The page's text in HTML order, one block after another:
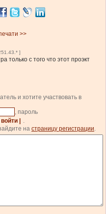
>>
]
только с того что этот проэкт
и хотите участвовать в
, пароль
| войти |
.
на страницу регистрации.